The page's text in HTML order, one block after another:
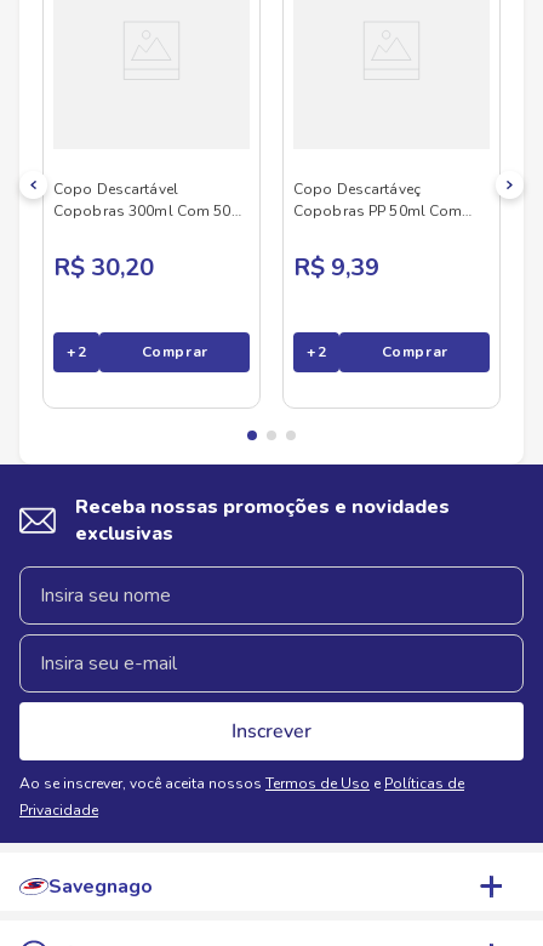
Copo Descartável
Copobras 300ml Com 50
R$ 30,20
+2 Comprar
Copo Descartáveç
Copobras PP 50ml Com
R$ 9,39
+2 Comprar
Receba nossas promoções e novidades
exclusivas
Inscrever
Ao se inscrever, você aceita nossos Termos de Uso e Políticas de
Privacidade
Savegnago